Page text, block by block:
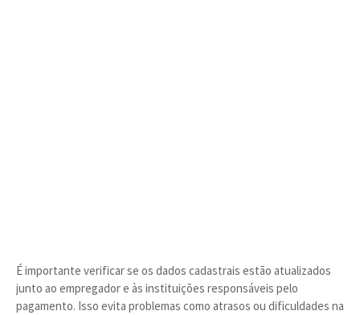
É importante verificar se os dados cadastrais estão atualizados
junto ao empregador e às instituições responsáveis pelo
pagamento. Isso evita problemas como atrasos ou dificuldades na